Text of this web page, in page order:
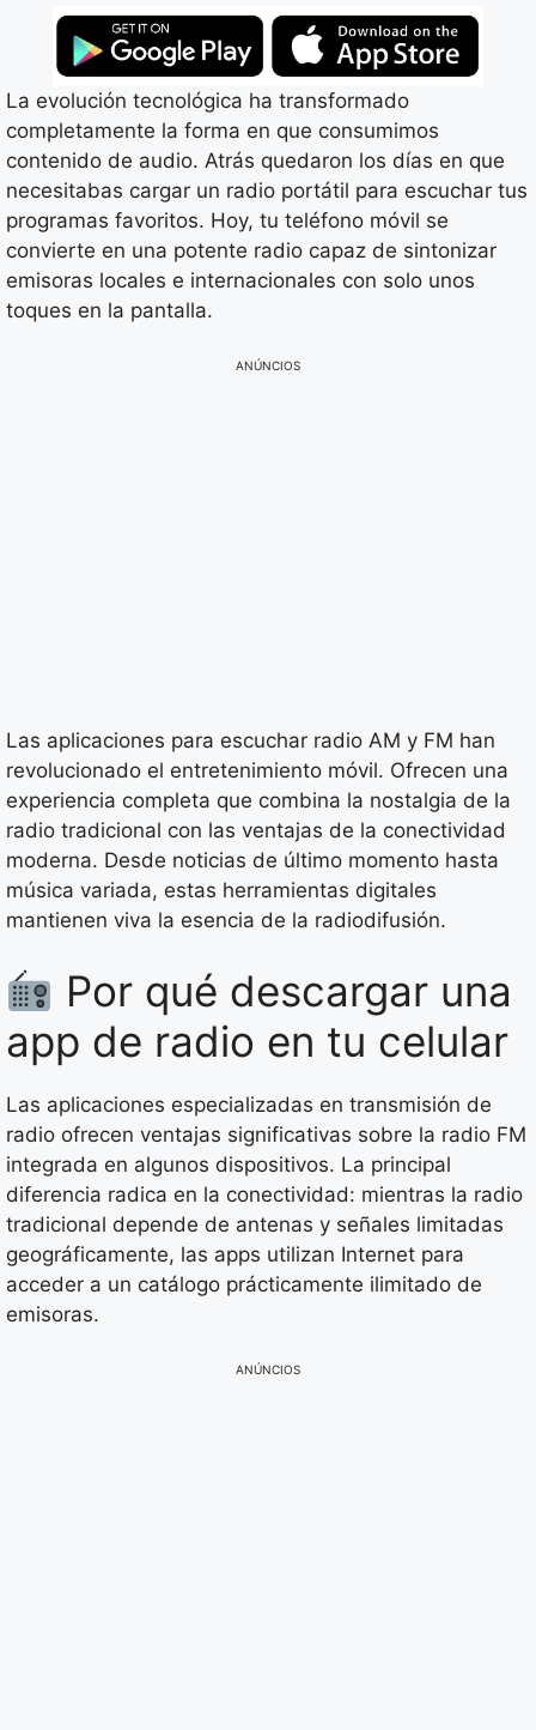
La evolución tecnológica ha transformado
completamente la forma en que consumimos
contenido de audio. Atrás quedaron los días en que
necesitabas cargar un radio portátil para escuchar tus
programas favoritos. Hoy, tu teléfono móvil se
convierte en una potente radio capaz de sintonizar
emisoras locales e internacionales con solo unos
toques en la pantalla.
ANÚNCIOS
Las aplicaciones para escuchar radio AM y FM han
revolucionado el entretenimiento móvil. Ofrecen una
experiencia completa que combina la nostalgia de la
radio tradicional con las ventajas de la conectividad
moderna. Desde noticias de último momento hasta
música variada, estas herramientas digitales
mantienen viva la esencia de la radiodifusión.
Por qué descargar una
app de radio en tu celular
Las aplicaciones especializadas en transmisión de
radio ofrecen ventajas significativas sobre la radio FM
integrada en algunos dispositivos. La principal
diferencia radica en la conectividad: mientras la radio
tradicional depende de antenas y señales limitadas
geográficamente, las apps utilizan Internet para
acceder a un catálogo prácticamente ilimitado de
emisoras.
ANÚNCIOS